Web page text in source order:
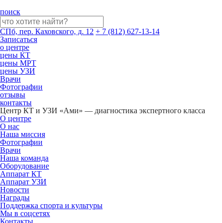
поиск
СПб, пер. Каховского, д. 12 + 7 (812) 627-13-14
Записаться
о центре
цены КТ
цены МРТ
цены УЗИ
Врачи
Фотографии
отзывы
контакты
Центр КТ и УЗИ «Ами» — диагностика экспертного класса
О центре
О нас
Наша миссия
Фотографии
Врачи
Наша команда
Оборудование
Аппарат КТ
Аппарат УЗИ
Новости
Награды
Поддержка спорта и культуры
Мы в соцсетях
Контакты